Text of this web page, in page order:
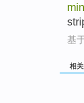
基
相